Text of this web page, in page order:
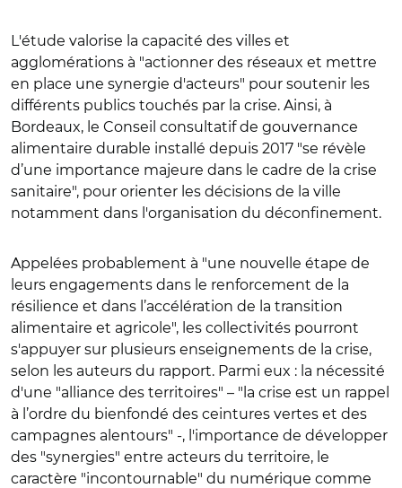
L'étude valorise la capacité des villes et
agglomérations à "actionner des réseaux et mettre
en place une synergie d'acteurs" pour soutenir les
différents publics touchés par la crise. Ainsi, à
Bordeaux, le Conseil consultatif de gouvernance
alimentaire durable installé depuis 2017 "se révèle
d’une importance majeure dans le cadre de la crise
sanitaire", pour orienter les décisions de la ville
notamment dans l'organisation du déconfinement.
Appelées probablement à "une nouvelle étape de
leurs engagements dans le renforcement de la
résilience et dans l’accélération de la transition
alimentaire et agricole", les collectivités pourront
s'appuyer sur plusieurs enseignements de la crise,
selon les auteurs du rapport. Parmi eux : la nécessité
d'une "alliance des territoires" – "la crise est un rappel
à l’ordre du bienfondé des ceintures vertes et des
campagnes alentours" -, l'importance de développer
des "synergies" entre acteurs du territoire, le
caractère "incontournable" du numérique comme